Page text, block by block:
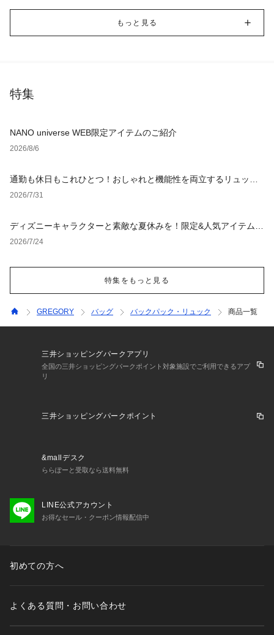
もっと見る
特集
NANO universe WEB限定アイテムのご紹介
2026/8/6
通勤も休日もこれひとつ！おしゃれと機能性を両立するリュック
の選び方
2026/7/31
ディズニーキャラクターと素敵な夏休みを！限定&人気アイテム特
集
2026/7/24
特集をもっと見る
GREGORY バッグ バックパック・リュック 商品一覧
三井ショッピングパークアプリ
全国の三井ショッピングパークポイント対象施設でご利用できるアプ
リ
三井ショッピングパークポイント
&mallデスク
ららぽーと受取なら送料無料
LINE公式アカウント
お得なセール・クーポン情報配信中
初めての方へ
よくある質問・お問い合わせ